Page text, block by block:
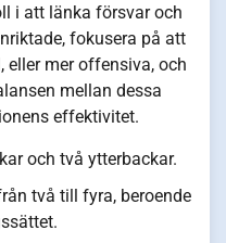
i att länka försvar och
fokusera på att
eller mer offensiva, och
mellan dessa
effektivitet.
och två ytterbackar.
två till fyra, beroende